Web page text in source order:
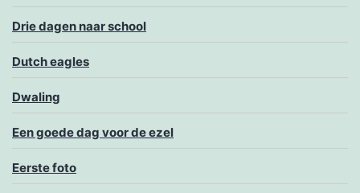
Drie dagen naar school
Dutch eagles
Dwaling
Een goede dag voor de ezel
Eerste foto